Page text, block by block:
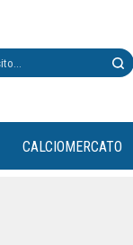
CALCIOMERCATO